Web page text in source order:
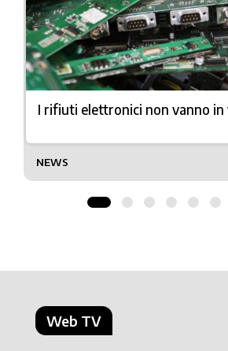
I rifiuti elettronici non vanno in
NEWS
Web TV